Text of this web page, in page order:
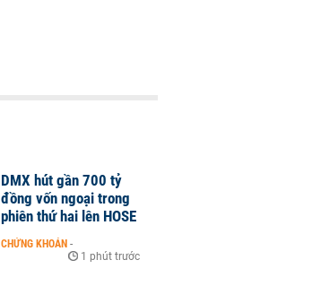
DMX hút gần 700 tỷ
đồng vốn ngoại trong
phiên thứ hai lên HOSE
CHỨNG KHOÁN -
1 phút trước